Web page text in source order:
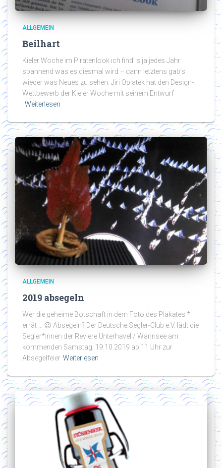
ALLGEMEIN
Beilhart
Kieler Woche im Piratenlook ich find’ s ja jedes Jahr
spannend was es diesmal wird – dann letztens gab’s
wieder was Neues zu sehen: Jiri Oplatek hat den Design-
Wettbewerb der Kieler Woche mit seinem Entwurf
Weiterlesen
ALLGEMEIN
2019 absegeln
Wer die geheime Botschaft in dem Foto des Plakates *
errät … 😉 Absegeln? Der Deutsche Segler-Club e.V. lädt die
Segler*innen der Reviere Unterhavel / Wannsee am
kommenden Samstag, 19.10.2019 ab 11 Uhr zur
Absegelfeier Weiterlesen